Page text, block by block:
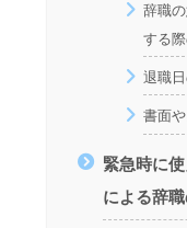
辞職
する
退職
書面
緊急時に
による辞